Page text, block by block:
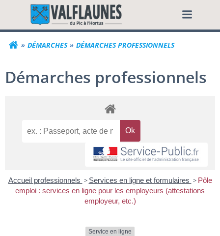
contenuCommune de
DÉMARCHES DÉMARCHES PROFESSIONNELS
Démarches professionnels
Accueil professionnels > Services en ligne et formulaires > Pôle
emploi : services en ligne pour les employeurs (attestations
employeur, etc.)
Service en ligne